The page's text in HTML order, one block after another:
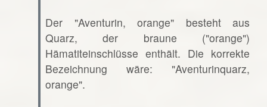
Der "Aventurin, orange" besteht aus
Quarz, der braune ("orange")
Hämatiteinschlüsse enthält. Die korrekte
Bezeichnung wäre: "Aventurinquarz,
orange".